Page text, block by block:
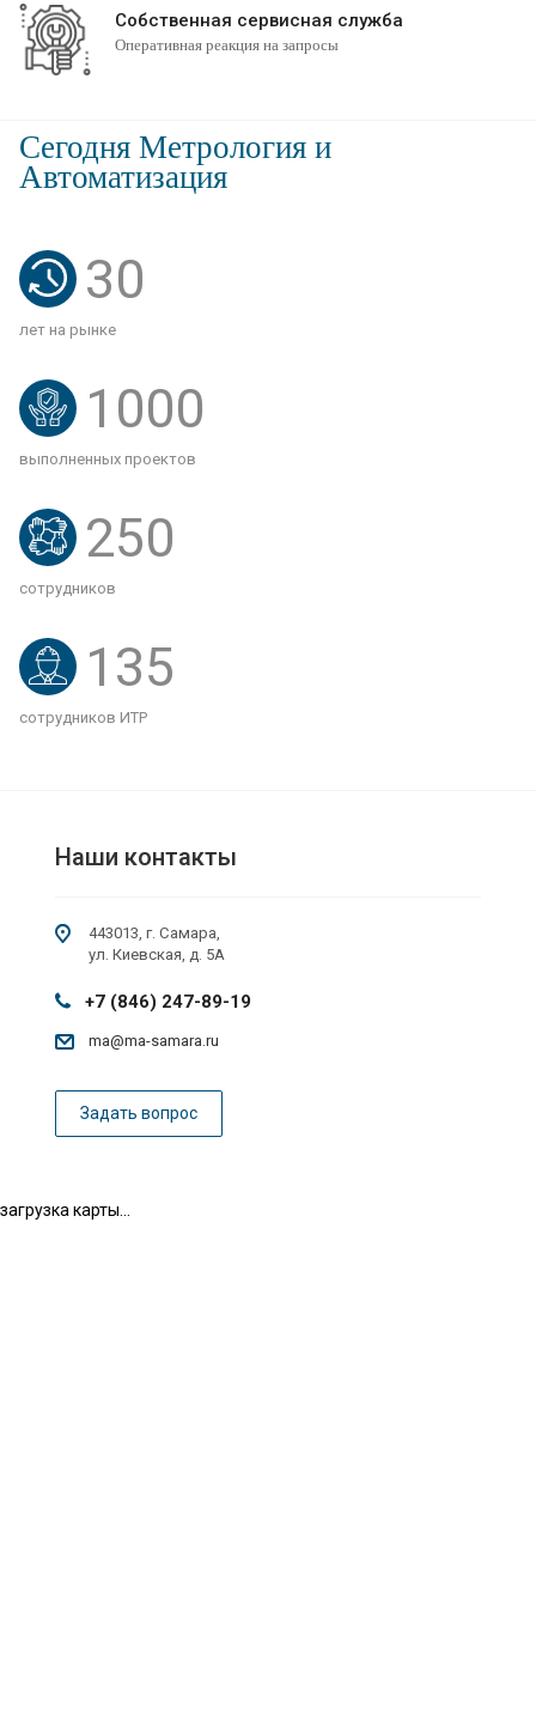
Собственная сервисная служба
Оперативная реакция на запросы
Сегодня Метрология и
Автоматизация
30
лет на рынке
1000
выполненных проектов
250
сотрудников
135
сотрудников ИТР
Наши контакты
443013, г. Самара,
ул. Киевская, д. 5А
+7 (846) 247-89-19
ma@ma-samara.ru
Задать вопрос
загрузка карты...